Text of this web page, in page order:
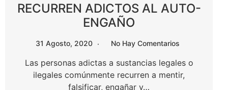
RECURREN ADICTOS AL AUTO-
ENGAÑO
31 Agosto, 2020 No Hay Comentarios
Las personas adictas a sustancias legales o
ilegales comúnmente recurren a mentir,
falsificar, engañar y…